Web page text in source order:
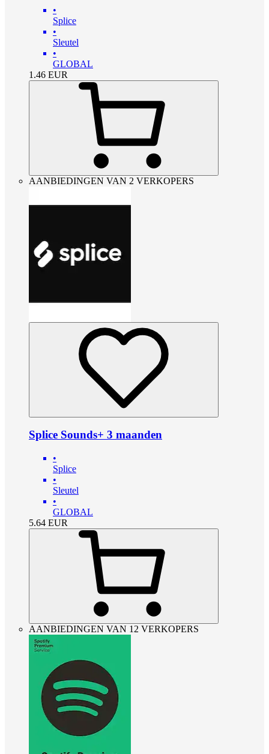
•
Splice
•
Sleutel
•
GLOBAL
1.46 EUR
AANBIEDINGEN VAN 2 VERKOPERS
Splice Sounds+ 3 maanden
•
Splice
•
Sleutel
•
GLOBAL
5.64 EUR
AANBIEDINGEN VAN 12 VERKOPERS